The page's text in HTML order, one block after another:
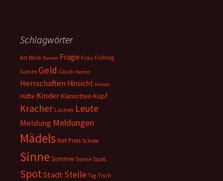
Schlagwörter
Art Blick Damen Frage Frau Frühling
Ganze Geld Glück Herbst
Herrschaften Hinsicht Humor
Hütte KinderKlamotten Kopf
Kracher Lachen Leute
Meldung Meldungen
Mädels NetPreis Schnee
Sinne Sommer Sonne Spaß
SpotStadt Stelle Tag Tisch